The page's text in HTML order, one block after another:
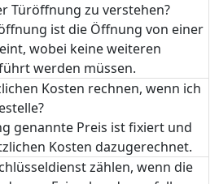
Türöffnung zu verstehen?
ist die Öffnung von einer
wobei keine weiteren
werden müssen.
Kosten rechnen, wenn ich
genannte Preis ist fixiert und
Kosten dazugerechnet.
zählen, wenn die